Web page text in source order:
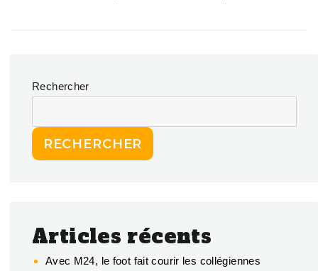
Rechercher
RECHERCHER
Articles récents
Avec M24, le foot fait courir les collégiennes